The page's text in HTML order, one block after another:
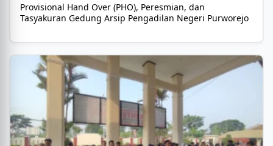
Provisional Hand Over (PHO), Peresmian, dan
Tasyakuran Gedung Arsip Pengadilan Negeri Purworejo